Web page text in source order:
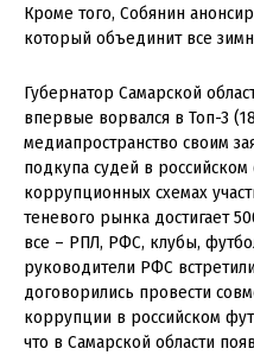
Кроме того, Собянин
который объединит все
Губернатор Самарской
впервые ворвался в Топ-3
медиапространство своим
подкупа судей в
коррупционных схемах
теневого рынка достигает
все – РПЛ, РФС, клубы,
руководители РФС
договорились провести
коррупции в российском
что в Самарской области